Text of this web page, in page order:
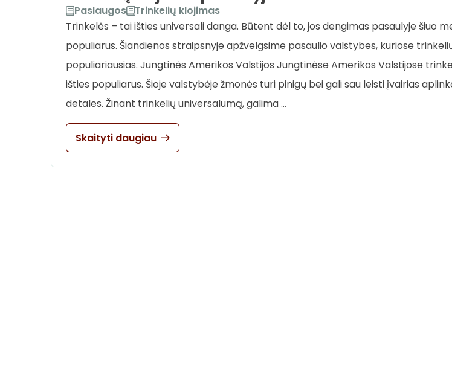
Paslaugos
Trinkelių klojimas
Trinkelės – tai išties universali danga. Būtent dėl to, jos dengimas pasaulyje šiuo
populiarus. Šiandienos straipsnyje apžvelgsime pasaulio valstybes, kuriose
populiariausias. Jungtinės Amerikos Valstijos Jungtinėse Amerikos Valstijose
išties populiarus. Šioje valstybėje žmonės turi pinigų bei gali sau leisti įvairias
detales. Žinant trinkelių universalumą, galima …
Skaityti daugiau